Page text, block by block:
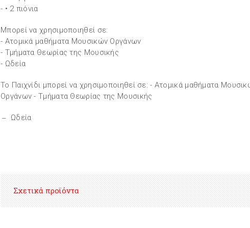
- • 2 πιόνια
Μπορεί να χρησιμοποιηθεί σε:
- Ατομικά μαθήματα Μουσικών Οργάνων
- Τμήματα Θεωρίας της Μουσικής
- Ωδεία
Το Παιχνίδι μπορεί να χρησιμοποιηθεί σε: - Ατομικά μαθήματα
Οργάνων - Τμήματα Θεωρίας της Μουσικής
Ωδεία
Σχετικά προϊόντα